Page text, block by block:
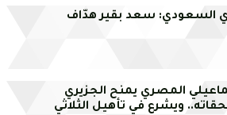
السعودي: سعد بقير هدّاف
المصري يمنح الجزيري
ويشرع في تأهيل الثلاثي